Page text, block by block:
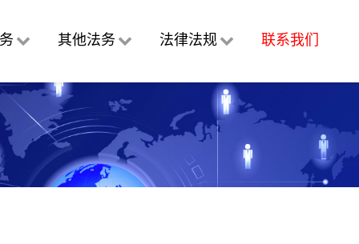
其他法务 法律法规 联系我们